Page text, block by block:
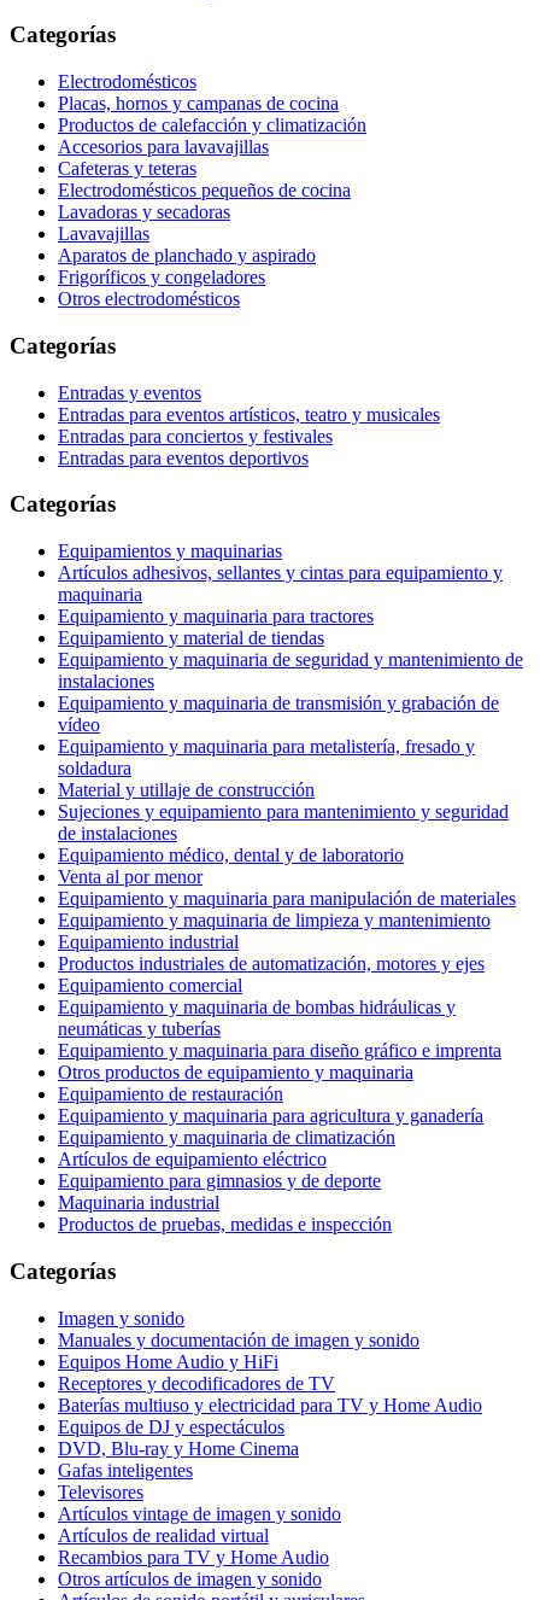
Categorías
Electrodomésticos
Placas, hornos y campanas de cocina
Productos de calefacción y climatización
Accesorios para lavavajillas
Cafeteras y teteras
Electrodomésticos pequeños de cocina
Lavadoras y secadoras
Lavavajillas
Aparatos de planchado y aspirado
Frigoríficos y congeladores
Otros electrodomésticos
Categorías
Entradas y eventos
Entradas para eventos artísticos, teatro y musicales
Entradas para conciertos y festivales
Entradas para eventos deportivos
Categorías
Equipamientos y maquinarias
Artículos adhesivos, sellantes y cintas para equipamiento y
maquinaria
Equipamiento y maquinaria para tractores
Equipamiento y material de tiendas
Equipamiento y maquinaria de seguridad y mantenimiento de
instalaciones
Equipamiento y maquinaria de transmisión y grabación de
vídeo
Equipamiento y maquinaria para metalistería, fresado y
soldadura
Material y utillaje de construcción
Sujeciones y equipamiento para mantenimiento y seguridad
de instalaciones
Equipamiento médico, dental y de laboratorio
Venta al por menor
Equipamiento y maquinaria para manipulación de materiales
Equipamiento y maquinaria de limpieza y mantenimiento
Equipamiento industrial
Productos industriales de automatización, motores y ejes
Equipamiento comercial
Equipamiento y maquinaria de bombas hidráulicas y
neumáticas y tuberías
Equipamiento y maquinaria para diseño gráfico e imprenta
Otros productos de equipamiento y maquinaria
Equipamiento de restauración
Equipamiento y maquinaria para agricultura y ganadería
Equipamiento y maquinaria de climatización
Artículos de equipamiento eléctrico
Equipamiento para gimnasios y de deporte
Maquinaria industrial
Productos de pruebas, medidas e inspección
Categorías
Imagen y sonido
Manuales y documentación de imagen y sonido
Equipos Home Audio y HiFi
Receptores y decodificadores de TV
Baterías multiuso y electricidad para TV y Home Audio
Equipos de DJ y espectáculos
DVD, Blu-ray y Home Cinema
Gafas inteligentes
Televisores
Artículos vintage de imagen y sonido
Artículos de realidad virtual
Recambios para TV y Home Audio
Otros artículos de imagen y sonido